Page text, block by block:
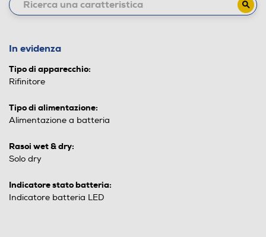
In evidenza
Tipo di apparecchio:
Rifinitore
Tipo di alimentazione:
Alimentazione a batteria
Rasoi wet & dry:
Solo dry
Indicatore stato batteria:
Indicatore batteria LED